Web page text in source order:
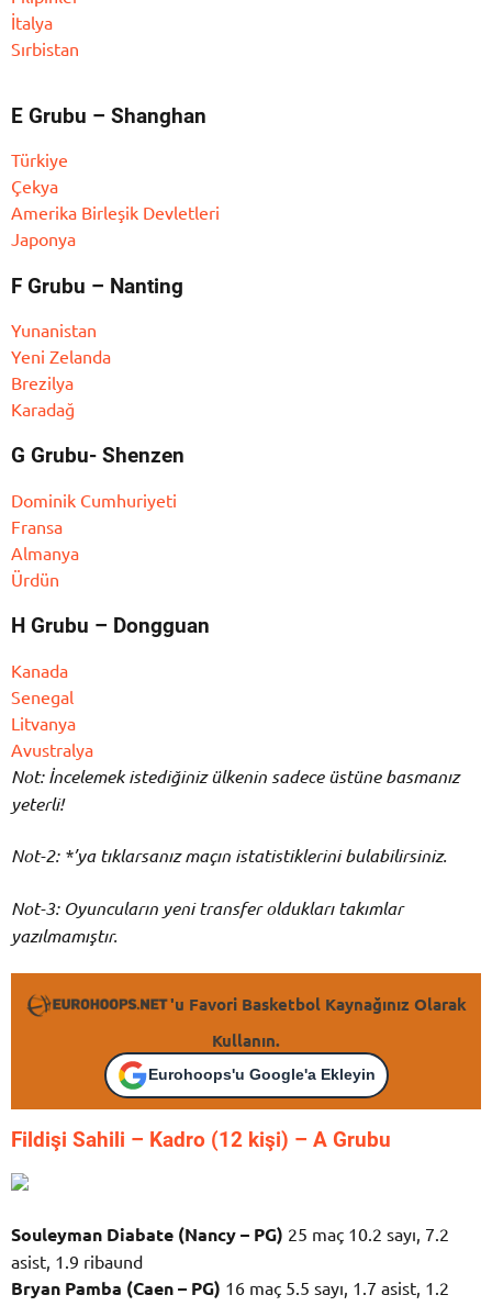
İtalya
Sırbistan
E Grubu – Shanghan
Türkiye
Çekya
Amerika Birleşik Devletleri
Japonya
F Grubu – Nanting
Yunanistan
Yeni Zelanda
Brezilya
Karadağ
G Grubu- Shenzen
Dominik Cumhuriyeti
Fransa
Almanya
Ürdün
H Grubu – Dongguan
Kanada
Senegal
Litvanya
Avustralya
Not: İncelemek istediğiniz ülkenin sadece üstüne basmanız
yeterli!
Not-2: *’ya tıklarsanız maçın istatistiklerini bulabilirsiniz.
Not-3: Oyuncuların yeni transfer oldukları takımlar
yazılmamıştır.
'u Favori Basketbol Kaynağınız Olarak
Kullanın.
Eurohoops'u Google'a Ekleyin
Fildişi Sahili – Kadro (12 kişi) – A Grubu
Souleyman Diabate (Nancy – PG) 25 maç 10.2 sayı, 7.2
asist, 1.9 ribaund
Bryan Pamba (Caen – PG) 16 maç 5.5 sayı, 1.7 asist, 1.2